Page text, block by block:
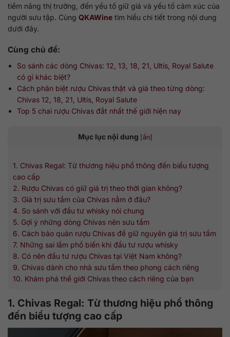
tiềm năng thị trường, đến yếu tố giữ giá và yếu tố cảm xúc của
người sưu tập. Cùng QKAWine tìm hiểu chi tiết trong nội dung
dưới đây.
Cùng chủ đề:
So sánh các dòng Chivas: 12, 13, 18, 21, Ultis, Royal Salute
có gì khác biệt?
Cách phân biệt rượu Chivas thật và giả theo từng dòng:
Chivas 12, 18, 21, Ultis, Royal Salute
Top 5 chai rượu Chivas đắt nhất thế giới​ hiện nay
Mục lục nội dung [ẩn]
1. Chivas Regal: Từ thương hiệu phổ thông đến biểu tượng
cao cấp
2. Rượu Chivas có giữ giá trị theo thời gian không?
3. Giá trị sưu tầm của Chivas nằm ở đâu?
4. So sánh với đầu tư whisky nói chung
5. Gợi ý những dòng Chivas nên sưu tầm
6. Cách bảo quản rượu Chivas để giữ nguyên giá trị sưu tầm
7. Những sai lầm phổ biến khi đầu tư rượu whisky
8. Có nên đầu tư rượu Chivas tại Việt Nam không?
9. Chivas dành cho nhà sưu tầm theo phong cách riêng
10. Khám phá thế giới Chivas theo cách riêng của bạn
1. Chivas Regal: Từ thương hiệu phổ thông
đến biểu tượng cao cấp